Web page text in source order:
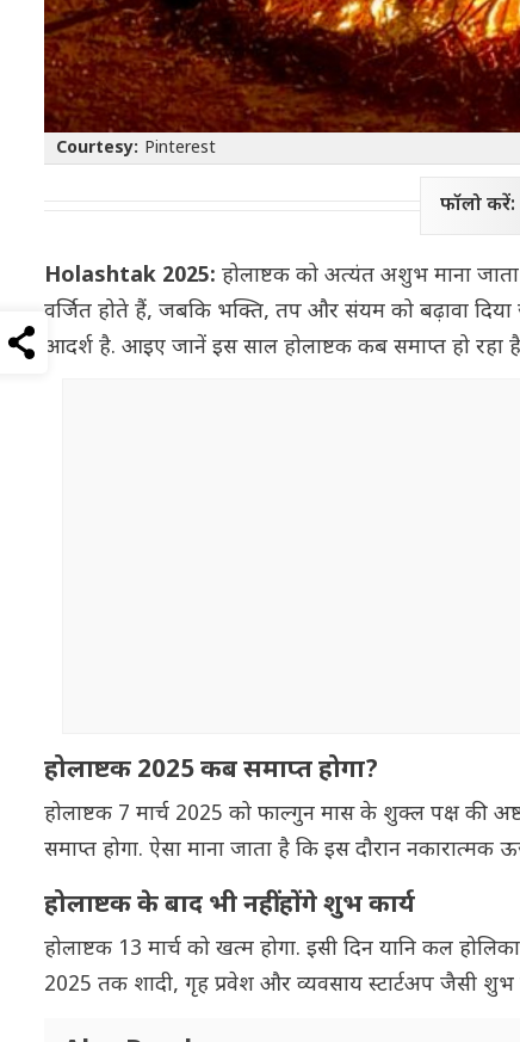
Courtesy: Pinterest
फॉलो करें:
Holashtak 2025: होलाष्टक को अत्यंत अशुभ माना जाता
वर्जित होते हैं, जबकि भक्ति, तप और संयम को बढ़ावा दिया
आदर्श है. आइए जानें इस साल होलाष्टक कब समाप्त हो रहा
होलाष्टक 2025 कब समाप्त होगा?
होलाष्टक 7 मार्च 2025 को फाल्गुन मास के शुक्ल पक्ष की
समाप्त होगा. ऐसा माना जाता है कि इस दौरान नकारात्मक
होलाष्टक के बाद भी नहीं होंगे शुभ कार्य
होलाष्टक 13 मार्च को खत्म होगा. इसी दिन यानि कल
2025 तक शादी, गृह प्रवेश और व्यवसाय स्टार्टअप जैसी शुभ